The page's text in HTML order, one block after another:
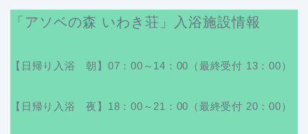
「アソベの森 いわき荘」入浴施設情報
【日帰り入浴 朝】07：00～14：00（最終受付 13：00）
【日帰り入浴 夜】18：00～21：00（最終受付 20：00）